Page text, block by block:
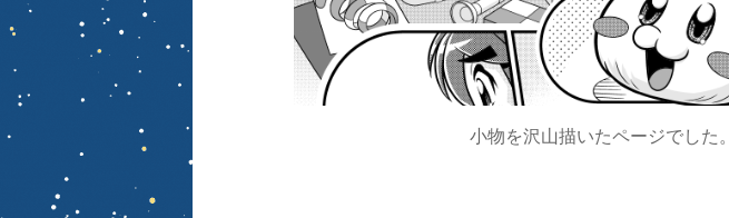
小物を沢山描いたページでした。